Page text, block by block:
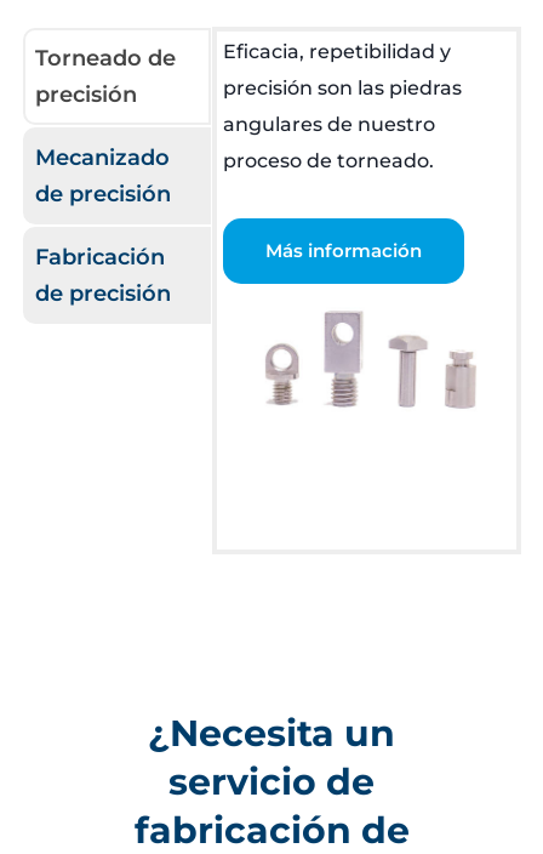
Torneado de
precisión
Mecanizado
de precisión
Fabricación
de precisión
Eficacia, repetibilidad y
precisión son las piedras
angulares de nuestro
proceso de torneado.
Más información
¿Necesita un
servicio de
fabricación de